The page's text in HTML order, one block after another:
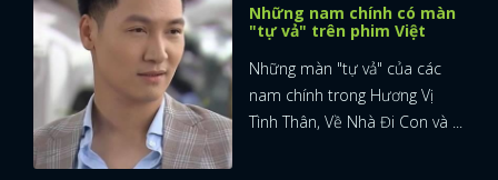
Những nam chính có màn
"tự vả" trên phim Việt
Những màn "tự vả" của các
nam chính trong Hương Vị
Tình Thân, Về Nhà Đi Con và ...